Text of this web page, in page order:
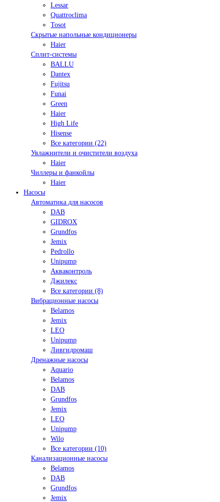
Lessar
Quattroclima
Tosot
Скрытые напольные кондиционеры
Haier
Сплит-системы
BALLU
Dantex
Fujitsu
Funai
Green
Haier
High Life
Hisense
Все категории (22)
Увлажнители и очистители воздуха
Haier
Чиллеры и фанкойлы
Haier
Насосы
Автоматика для насосов
DAB
GIDROX
Grundfos
Jemix
Pedrollo
Unipump
Акваконтроль
Джилекс
Все категории (8)
Вибрационные насосы
Belamos
Jemix
LEO
Unipump
Ливгидромаш
Дренажные насосы
Aquario
Belamos
DAB
Grundfos
Jemix
LEO
Unipump
Wilo
Все категории (10)
Канализационные насосы
Belamos
DAB
Grundfos
Jemix